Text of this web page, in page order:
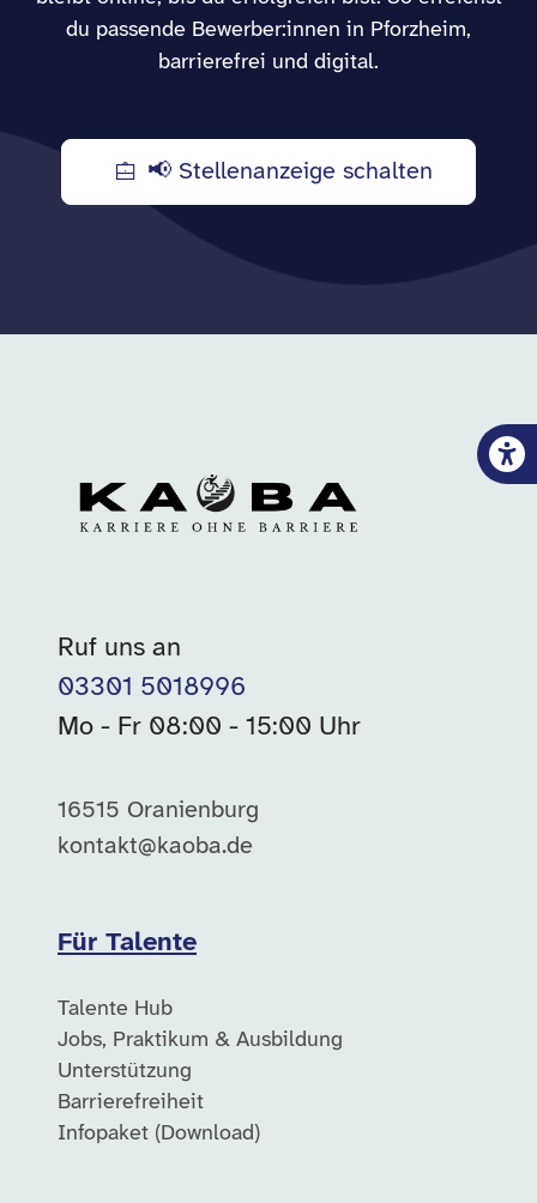
du passende Bewerber:innen in Pforzheim,
barrierefrei und digital.
📢 Stellenanzeige schalten
Ruf uns an
03301 5018996
Mo - Fr 08:00 - 15:00 Uhr
16515 Oranienburg
kontakt@kaoba.de
Für Talente
Talente Hub
Jobs, Praktikum & Ausbildung
Unterstützung
Barrierefreiheit
Infopaket (Download)